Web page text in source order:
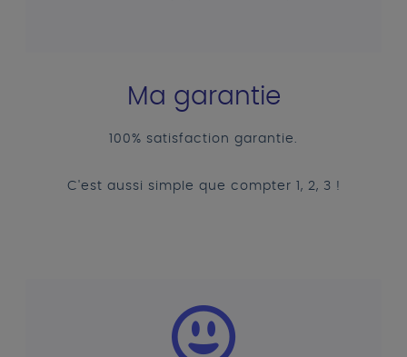
Ma garantie
100% satisfaction garantie.
C'est aussi simple que compter 1, 2, 3 !